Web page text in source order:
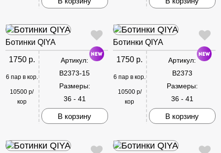
Ботинки QIYA
1750 р.
6 пар в кор.
10500 р/
кор
Артикул:
B2373-15
Размеры:
36 - 41
В корзину
Ботинки QIYA
1750 р.
6 пар в кор.
10500 р/
кор
Артикул:
B2373
Размеры:
36 - 41
В корзину